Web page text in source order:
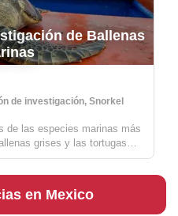
de Ballenas
de investigación, Snorkel
de las especies marinas más
grises y las tortugas
todo desde el majestuoso
en Mexico